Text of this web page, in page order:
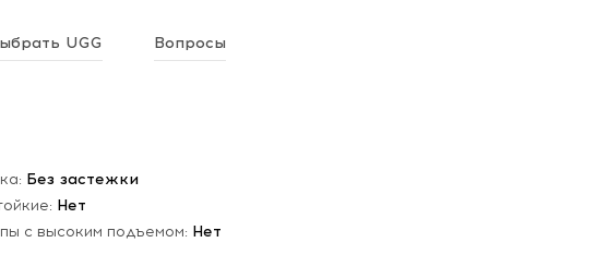
UGG Вопросы
Без застежки
Нет
с высоким подъемом: Нет